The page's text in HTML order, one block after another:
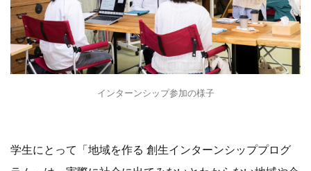
後の自己形成へ生かす大きなチャンスとなります。
北陸エリアの皆さまには、大学と民間企業の新たな連携例
として、この取り組みの成果を見届けていただきたくお知
また、各地域の大学の就職支援ご担当者様におかれまして